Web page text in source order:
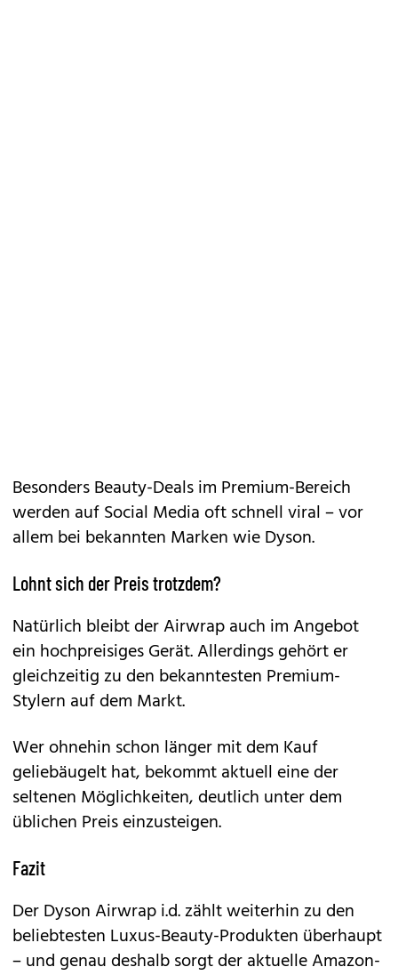
Besonders Beauty-Deals im Premium-Bereich
werden auf Social Media oft schnell viral – vor
allem bei bekannten Marken wie Dyson.
Lohnt sich der Preis trotzdem?
Natürlich bleibt derAirwrapauch im Angebot
ein hochpreisiges Gerät. Allerdings gehört er
gleichzeitig zu den bekanntesten Premium-
Stylern auf dem Markt.
Wer ohnehin schon länger mit dem Kauf
geliebäugelt hat, bekommt aktuell eine der
seltenen Möglichkeiten, deutlich unter dem
üblichen Preis einzusteigen.
Fazit
DerDyson Airwrap i.d.zählt weiterhin zu den
beliebtesten Luxus-Beauty-Produkten überhaupt
– und genau deshalb sorgt der aktuelle Amazon-